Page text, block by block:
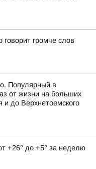
говорит громче слов
Популярный в
от жизни на больших
и до Верхнетоемского
+26° до +5° за неделю